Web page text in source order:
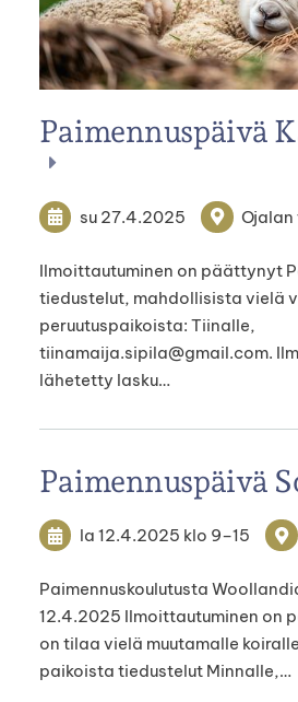
Paimennuspäivä
su 27.4.2025
Ilmoittautuminen on päättynyt
tiedustelut, mahdollisista vielä
peruutuspaikoista: Tiinalle,
tiinamaija.sipila@gmail.com.
lähetetty lasku…
Paimennuspäivä
la 12.4.2025 klo 9–15
Paimennuskoulutusta
12.4.2025 Ilmoittautuminen on
on tilaa vielä muutamalle
paikoista tiedustelut Minnalle,…